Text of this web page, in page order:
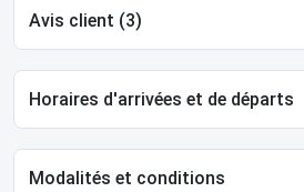
Avis client (3)
Horaires d'arrivées et de départs
Modalités et conditions